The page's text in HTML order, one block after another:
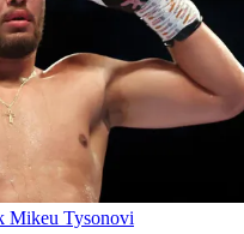
Mikeu Tysonovi